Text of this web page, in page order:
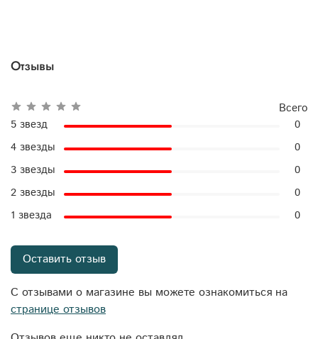
Отзывы
Всего
5 звезд
0
4 звезды
0
3 звезды
0
2 звезды
0
1 звезда
0
Оставить отзыв
С отзывами о магазине вы можете ознакомиться на
странице отзывов